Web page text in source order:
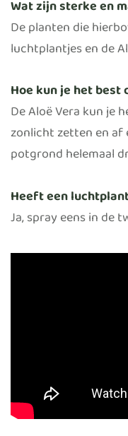
Wat zijn sterke en
De planten die
luchtplantjes en de
Hoe kun je het best
De Aloë Vera kun je
zonlicht zetten en
potgrond helemaal
Heeft een
Ja, spray eens in de